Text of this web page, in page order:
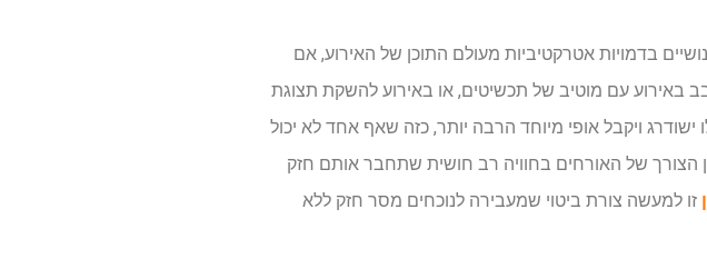
בדמויות אטרקטיביות מעולם התוכן של האירוע, אם
באירוע עם מוטיב של תכשיטים, או באירוע להשקת תצוגת
ישודרג ויקבל אופי מיוחד הרבה יותר, כזה שאף אחד לא יכול
הצורך של האורחים בחוויה רב חושית שתחבר אותם חזק
זו למעשה צורת ביטוי שמעבירה לנוכחים מסר חזק ללא